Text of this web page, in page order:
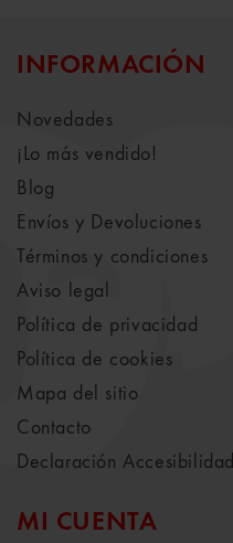
INFORMACIÓN
Novedades
¡Lo más vendido!
Blog
Envíos y Devoluciones
Términos y condiciones
Aviso legal
Política de privacidad
Política de cookies
Mapa del sitio
Contacto
Declaración Accesibilidad
MI CUENTA